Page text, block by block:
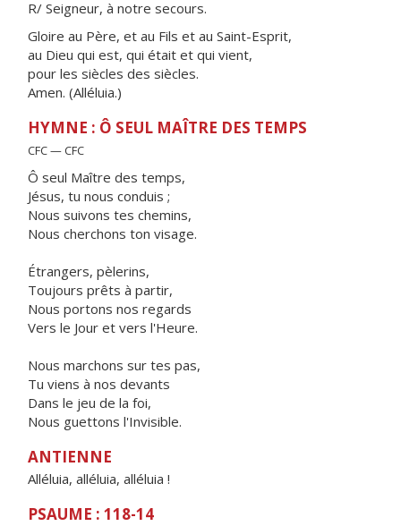
R/ Seigneur, à notre secours.
Gloire au Père, et au Fils et au Saint-Esprit,
au Dieu qui est, qui était et qui vient,
pour les siècles des siècles.
Amen. (Alléluia.)
HYMNE : Ô SEUL MAÎTRE DES TEMPS
CFC — CFC
Ô seul Maître des temps,
Jésus, tu nous conduis ;
Nous suivons tes chemins,
Nous cherchons ton visage.
Étrangers, pèlerins,
Toujours prêts à partir,
Nous portons nos regards
Vers le Jour et vers l'Heure.
Nous marchons sur tes pas,
Tu viens à nos devants
Dans le jeu de la foi,
Nous guettons l'Invisible.
ANTIENNE
Alléluia, alléluia, alléluia !
PSAUME : 118-14